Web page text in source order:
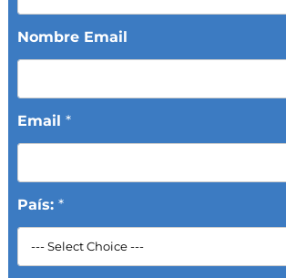
Nombre Email
Email *
País: *